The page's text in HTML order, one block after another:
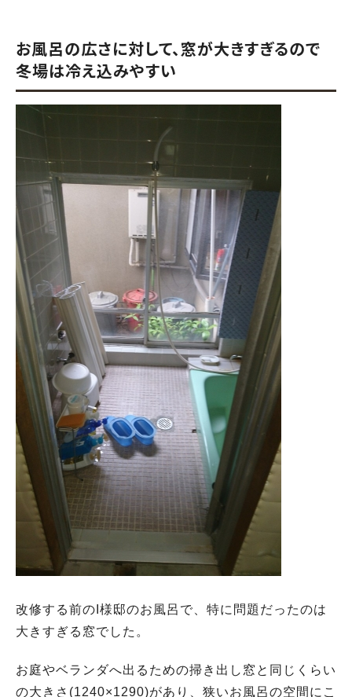
お風呂の広さに対して、窓が大きすぎるので
冬場は冷え込みやすい
改修する前のI様邸のお風呂で、特に問題だったのは
大きすぎる窓でした。
お庭やベランダへ出るための掃き出し窓と同じくらい
の大きさ(1240×1290)があり、狭いお風呂の空間にこ